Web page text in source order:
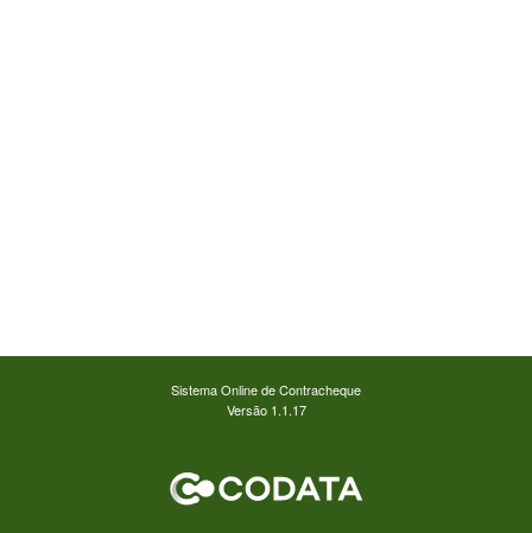
Sistema Online de Contracheque
Versão 1.1.17